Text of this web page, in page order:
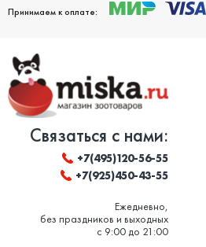
Принимаем к оплате:
Связаться с нами:
+7(495)120-56-55
+7(925)450-43-55
Ежедневно,
без праздников и выходных
с 9:00 до 21:00